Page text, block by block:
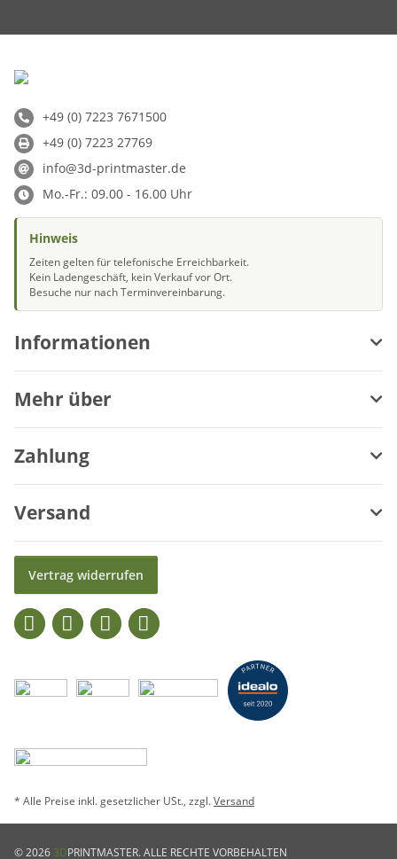
+49 (0) 7223 7671500
+49 (0) 7223 27769
info@3d-printmaster.de
Mo.-Fr.: 09.00 - 16.00 Uhr
Hinweis
Zeiten gelten für telefonische Erreichbarkeit.
Kein Ladengeschäft, kein Verkauf vor Ort.
Besuche nur nach Terminvereinbarung.
Informationen
Mehr über
Zahlung
Versand
Vertrag widerrufen
* Alle Preise inkl. gesetzlicher USt., zzgl.Versand
© 2026 3DPRINTMASTER. ALLE RECHTE VORBEHALTEN